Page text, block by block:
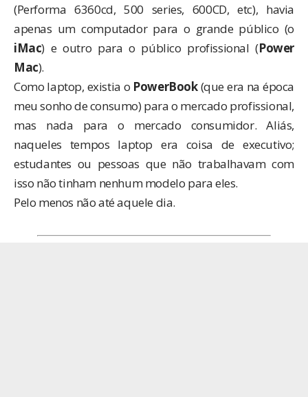
(Performa 6360cd, 500 series, 600CD, etc), havia
apenas um computador para o grande público (o
iMac) e outro para o público profissional (Power
Mac).
Como laptop, existia o PowerBook(que era na época
meu sonho de consumo) para o mercado profissional,
mas nada para o mercado consumidor. Aliás,
naqueles tempos laptop era coisa de executivo;
estudantes ou pessoas que não trabalhavam com
isso não tinham nenhum modelo para eles.
Pelo menos não até aquele dia.